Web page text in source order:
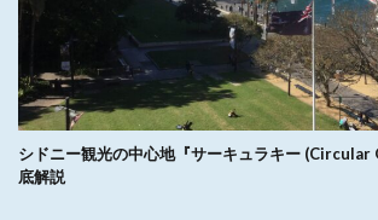
シドニー観光の中心地『サーキュラキー (Circular
底解説